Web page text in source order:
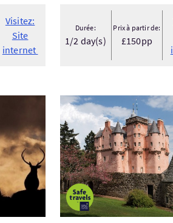
Visitez:
Site
internet
Durée:
1/2 day(s)
Prix à partir de:
£150pp
Long Weekend
Visitez:Scotland